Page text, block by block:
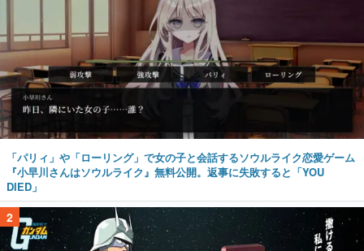
「パリィ」や「ローリング」で女の子と会話するソウルライク恋愛ゲーム
『小早川さんはソウルライク』無料公開。返事に失敗すると「YOU
DIED」
2